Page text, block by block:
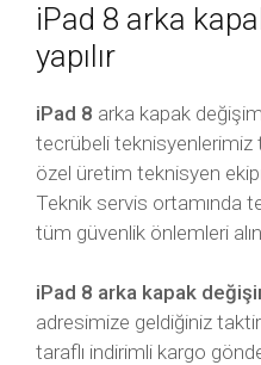
iPad 8 arka
yapılır
iPad 8 arka kapak
tecrübeli teknisyenlerimiz
özel üretim teknisyen
Teknik servis ortamında
tüm güvenlik önlemleri
iPad 8 arka kapak
adresimize geldiğiniz
taraflı indirimli kargo